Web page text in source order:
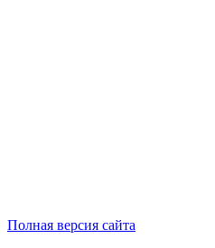
Полная версия сайта